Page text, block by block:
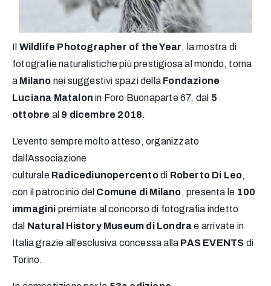
Il Wildlife Photographer of the Year, la mostra di
fotografie naturalistiche più prestigiosa al mondo, torna
a Milano nei suggestivi spazi della Fondazione
Luciana Matalonin Foro Buonaparte 67, dal 5
ottobre al 9 dicembre 2018.
L’evento sempre molto atteso, organizzato
dall’Associazione
culturale Radicediunopercentodi Roberto Di Leo,
con il patrocinio del Comune di Milano, presenta le 100
immagini premiate al concorso di fotografia indetto
dal Natural History Museum di Londrae arrivate in
Italia grazie all’esclusiva concessa alla PAS EVENTS di
Torino.